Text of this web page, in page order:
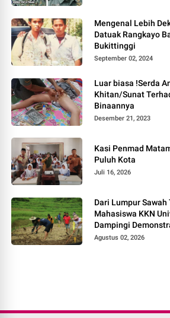
Mengenal Lebih
Datuak Rangkayo
Bukittinggi
September 02, 2024
Luar biasa !Serda
Khitan/Sunat
Binaannya
Desember 21, 2023
Kasi Penmad
Puluh Kota
Juli 16, 2026
Dari Lumpur
Mahasiswa KKN
Dampingi
Pokok Murah di
Agustus 02, 2026